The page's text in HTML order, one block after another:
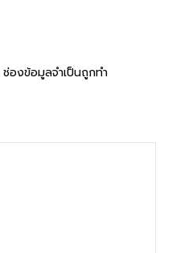
ช่องข้อมูลจำเป็นถูกทำ